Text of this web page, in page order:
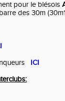
pour le blésois
des 30m
ICI